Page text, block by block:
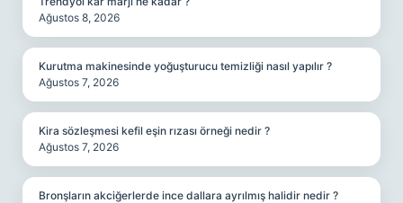
Ağustos 8, 2026
Kurutma makinesinde yoğuşturucu temizliği nasıl yapılır ?
Ağustos 7, 2026
Kira sözleşmesi kefil eşin rızası örneği nedir ?
Ağustos 7, 2026
Bronşların akciğerlerde ince dallara ayrılmış halidir nedir ?